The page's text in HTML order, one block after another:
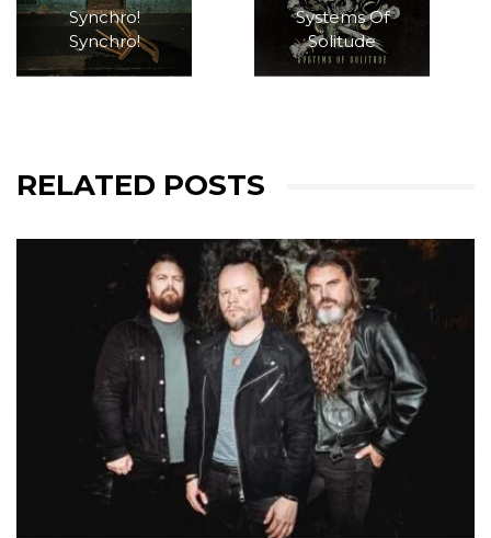
Synchro!
Synchro!
Systems Of
Solitude
RELATED POSTS